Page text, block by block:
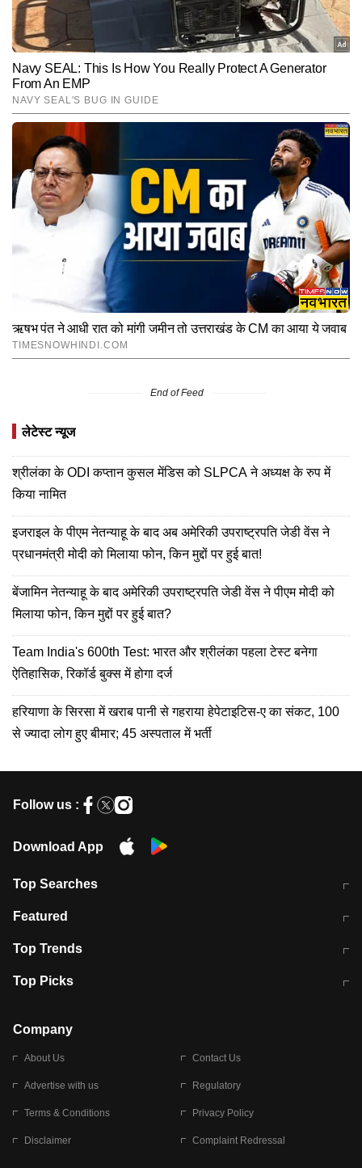
End of Feed
लेटेस्ट न्यूज
श्रीलंका के ODI कप्तान कुसल मेंडिस को SLPCA ने अध्यक्ष के रुप में
किया नामित
इजराइल के पीएम नेतन्याहू के बाद अब अमेरिकी उपराष्ट्रपति जेडी वेंस ने
प्रधानमंत्री मोदी को मिलाया फोन, किन मुद्दों पर हुई बात!
बेंजामिन नेतन्याहू के बाद अमेरिकी उपराष्ट्रपति जेडी वेंस ने पीएम मोदी को
मिलाया फोन, किन मुद्दों पर हुई बात?
Team India's 600th Test: भारत और श्रीलंका पहला टेस्ट बनेगा
ऐतिहासिक, रिकॉर्ड बुक्स में होगा दर्ज
हरियाणा के सिरसा में खराब पानी से गहराया हेपेटाइटिस-ए का संकट, 100
से ज्यादा लोग हुए बीमार; 45 अस्पताल में भर्ती
Follow us :
Download App
Top Searches
मुंबई में लगे 'जेन जी' के पोस्टर, लिखा- 'मैं
Featured
10 अगस्त को विधानसभा का घेराव करेंगे
Top Trends
RBI का नया नियम: अब बैंकों को अपनी सभी
Top Picks
बारिश की चेतावनी
Company
About Us Contact Us
Advertise with us Regulatory
Terms & Conditions Privacy Policy
Disclaimer Complaint Redressal